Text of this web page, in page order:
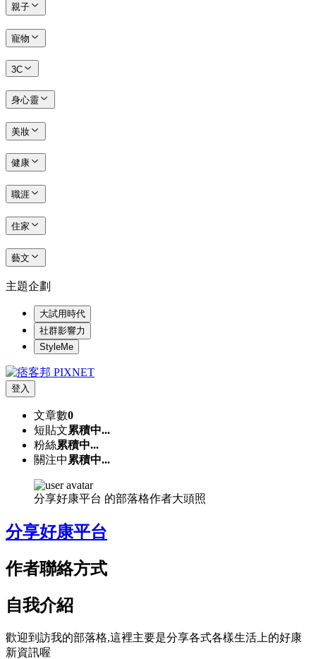
親子
寵物
3C
身心靈
美妝
健康
職涯
住家
藝文
主題企劃
大試用時代
社群影響力
StyleMe
登入
文章數0
短貼文累積中...
粉絲累積中...
關注中 累積中...
分享好康平台 的部落格作者大頭照
分享好康平台
作者聯絡方式
自我介紹
歡迎到訪我的部落格,這裡主要是分享各式各樣生活上的好康
新資訊喔